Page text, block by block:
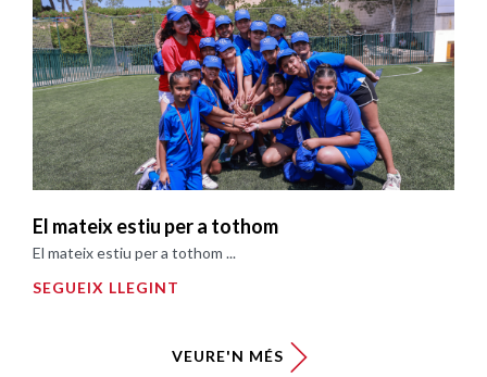
El mateix estiu per a tothom
El mateix estiu per a tothom ...
SEGUEIX LLEGINT
VEURE'N MÉS